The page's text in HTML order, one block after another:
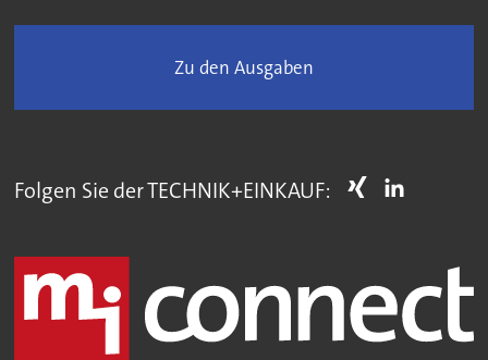
Zu den Ausgaben
Folgen Sie der TECHNIK+EINKAUF: